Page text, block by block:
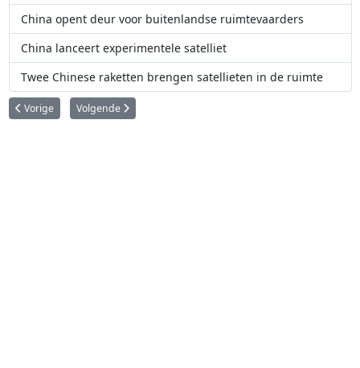
China opent deur voor buitenlandse ruimtevaarders
China lanceert experimentele satelliet
Twee Chinese raketten brengen satellieten in de ruimte
Vorig artikel: China gaat in 2028 Marslander lanceren die bodemstalen
Vorige Volgende artikel: China start in augustus met eerste
Volgende